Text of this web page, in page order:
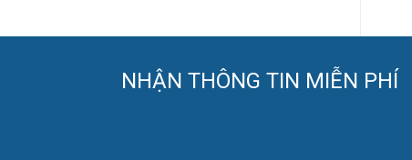
NHẬN THÔNG TIN MIỄN PHÍ